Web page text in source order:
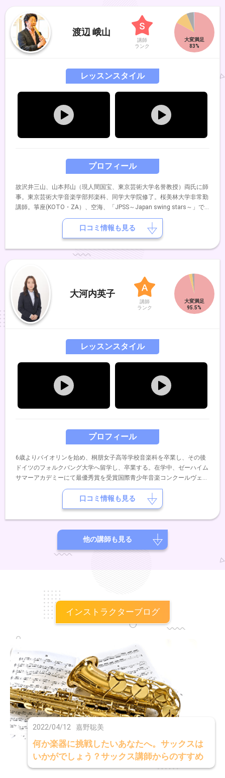
渡辺 峨山
講師
ランク
プロフィール
故沢井三山、山本邦山（現人間国宝、東京芸術大学名誉教授）両氏に師
事。東京芸術大学音楽学部邦楽科、同学大学院修了。桜美林大学非常勤
講師。箏座(KOTO・ZA）、空海、「JPSS～Japan swing stars～」で
の活動のほか、各地での邦楽演奏会、レコーディング、教授活動などに
レッスンスタイル
口コミ情報も見る
大河内英子
講師
ランク
プロフィール
6歳よりバイオリンを始め、桐朋女子高等学校音楽科を卒業し、その後
ドイツのフォルクバング大学へ留学し、卒業する。在学中、ゼーハイム
サマーアカデミーにて最優秀賞を受賞国際青少年音楽コンクールヴェス
トハーレン州にて２位受賞これまでに石井志津子、山口裕之、ヤチェッ
ク・クリムキーヴィッチ氏に師事。現在、バイオリンの講師をメインに
レッスンスタイル
口コミ情報も見る
他の講師も見る
インストラクターブログ
2022/04/12 嘉野聡美
何か楽器に挑戦したいあなたへ。サックスは
いかがでしょう？サックス講師からのすすめ